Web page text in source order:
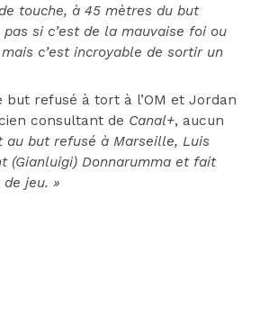
touche, à 45 mètres du but
si c’est de la mauvaise foi ou
c’est incroyable de sortir un
refusé à tort à l’OM et Jordan
consultant de Canal+, aucun
au but refusé à Marseille, Luis
(Gianluigi) Donnarumma et fait
jeu. »